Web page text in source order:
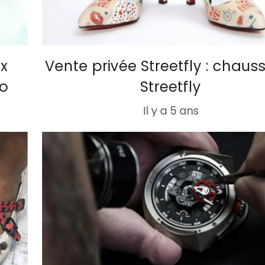
Vente privée Streetfly :
Streetfly
Il y a 5 ans